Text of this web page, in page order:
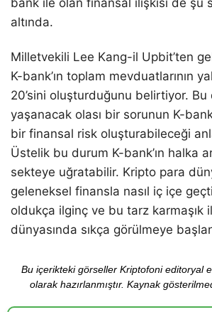
bank ile olan finansal ilişkisi de şu
altında.
Milletvekili Lee Kang-il Upbit’ten
K-bank’ın toplam mevduatlarının
20’sini oluşturduğunu belirtiyor. Bu
yaşanacak olası bir sorunun K-
bir finansal risk oluşturabileceği
Üstelik bu durum K-bank’ın halka
sekteye uğratabilir. Kripto para
geleneksel finansla nasıl iç içe
oldukça ilginç ve bu tarz karmaşık
dünyasında sıkça görülmeye
Bu içerikteki görseller Kriptofoni editoryal
olarak hazırlanmıştır. Kaynak